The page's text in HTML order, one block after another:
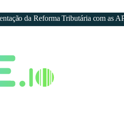
da Reforma Tributária com as